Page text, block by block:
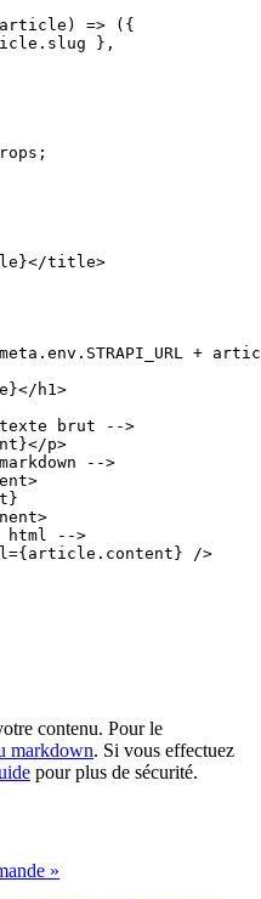
article ) => ({
. slug } ,
;
}</title>
meta . env . STRAPI_URL +
}</ h1>
brut -->
}</p>
-->
>
}
>
html -->
={ article . content } />
contenu. Pour le
markdown. Si vous effectuez
pour plus de sécurité.
»